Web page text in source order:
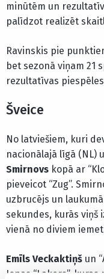
minūtēm un
palīdzot realizēt
Ravinskis pie
bet sezonā viņam 21
rezultatīvas
Šveice
No latviešiem, kuri
nacionālajā līgā (NL)
Smirnovs kopā ar
pieveicot “Zug”.
uzbrucējs un
sekundes, kurās viņš
vienā no diviem
Emīls Veckaktiņš un
Jonas “Lakers”,